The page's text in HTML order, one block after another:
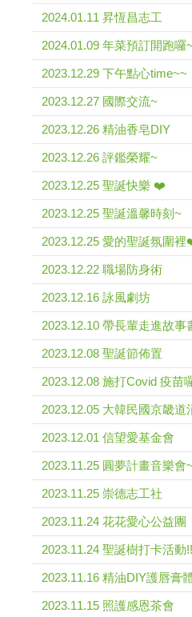
2024.01.11 昇恆昌志工
2024.01.09 年菜預訂開跑囉
2023.12.29 下午點心time~~
2023.12.27 國際交流~
2023.12.26 精油香皂DIY
2023.12.26 評鑑榮耀~
2023.12.25 聖誕快樂 ❤️
2023.12.25 聖誕溫馨時刻~
2023.12.25 愛的聖誕氛圍
2023.12.22 職場防身術
2023.12.16 詠風劇坊
2023.12.10 帶長輩走進故事
2023.12.08 聖誕節佈置
2023.12.08 施打Covid 疫苗
2023.12.05 大韓民國京畿
2023.12.01 信望愛基金會
2023.11.25 圓夢計畫音樂會~
2023.11.25 崇德志工社
2023.11.24 花花愛心公益團
2023.11.24 聖誕樹打卡活動
2023.11.16 精油DIY護唇膏
2023.11.15 照護感恩茶會